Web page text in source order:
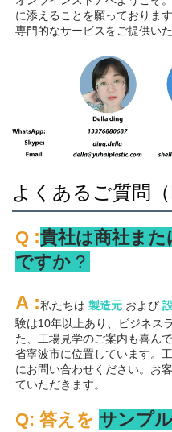
に添えることを願っておりま
専門的なサービスをご提供い
よくあるご質問（
Q :貴社は商社ま
ですか ?
A :私たちは 製造元 および
験は10年以上あり、ビジネス
た、工場見学のご案内も喜ん
省寧波市に位置しています。
にお問い合わせください。お
ていただきます。
Q: 答えを サンプ